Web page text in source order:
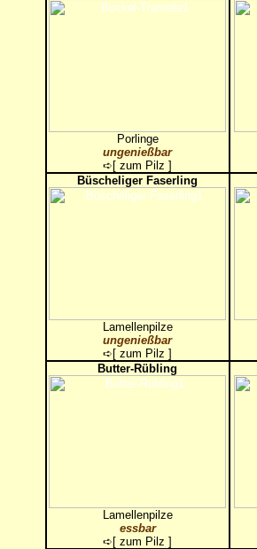
Porlinge
ungenießbar
➪[ zum Pilz ]
Büscheliger Faserling
Lamellenpilze
ungenießbar
➪[ zum Pilz ]
Butter-Rübling
Lamellenpilze
essbar
➪[ zum Pilz ]